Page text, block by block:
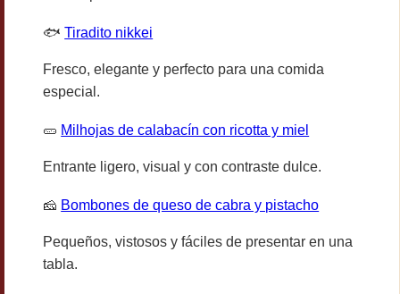
🐟Tiradito nikkei
Fresco, elegante y perfecto para una comida
especial.
🥒 Milhojas de calabacín con ricotta y miel
Entrante ligero, visual y con contraste dulce.
🧀 Bombones de queso de cabra y pistacho
Pequeños, vistosos y fáciles de presentar en una
tabla.